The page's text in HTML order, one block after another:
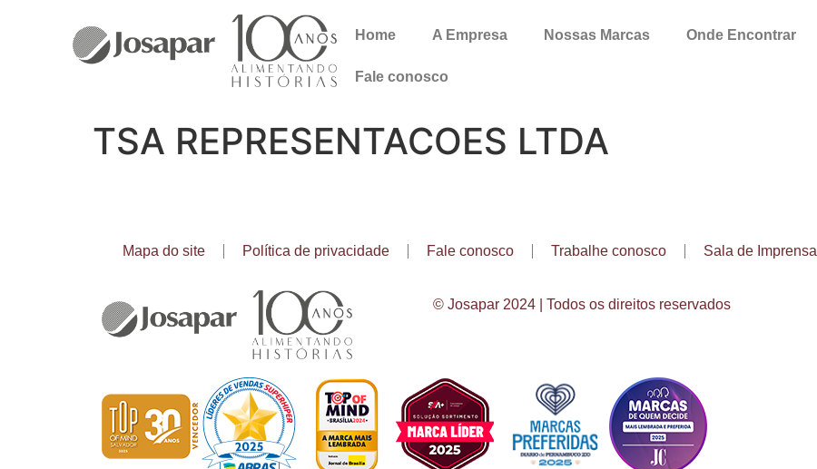
Home A Empresa Nossas Marcas Onde Encontrar
Fale conosco
TSA REPRESENTACOES LTDA
Mapa do site Política de privacidade Fale conosco Trabalhe conosco Sala de Imprensa
© Josapar 2024 | Todos os direitos reservados